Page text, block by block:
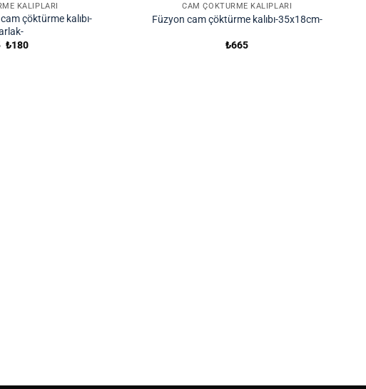
KALIPLARI
çöktürme kalıbı-
Orijinal
₺180Şu
CAM ÇÖKTÜRME KALIPLARI
Füzyon cam çöktürme kalıbı-35x18cm-
₺665